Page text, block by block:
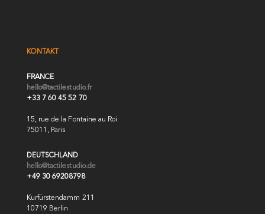
KONTAKT
FRANCE
hello@tactilestudio.fr
+33 7 60 45 52 70
15, rue de la Fontaine au Roi
75011, Paris
DEUTSCHLAND
hello@tactilestudio.de
+49 30 69208798
Kurfürstendamm 211
10719 Berlin